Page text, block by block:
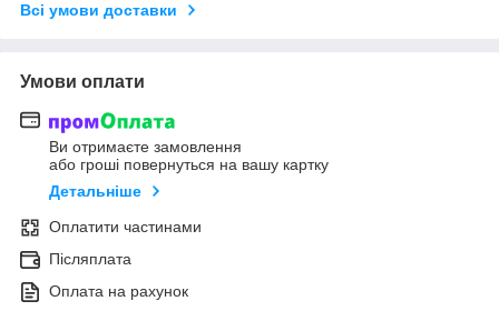
Всі умови доставки
Умови оплати
Ви отримаєте замовлення
або гроші повернуться на вашу картку
Детальніше
Оплатити частинами
Післяплата
Оплата на рахунок